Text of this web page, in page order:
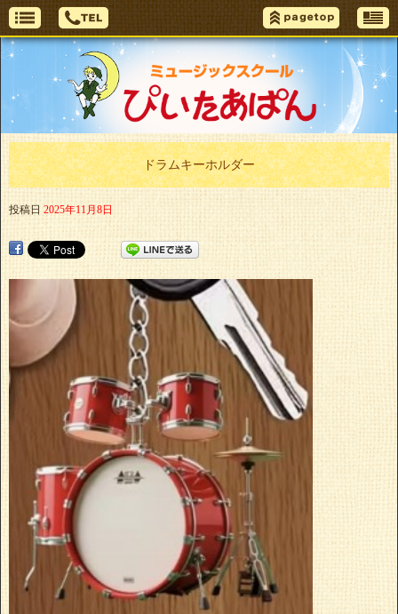
ドラムキーホルダー
投稿日 2025年11月8日